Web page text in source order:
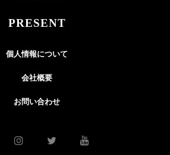
PRESENT
個人情報について
会社概要
お問い合わせ